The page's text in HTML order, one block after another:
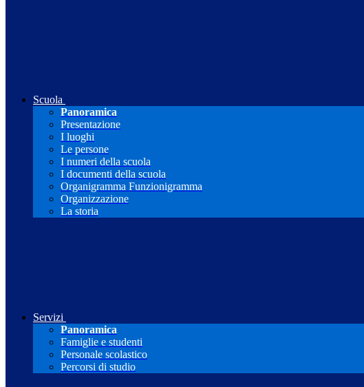
Scuola
Panoramica
Presentazione
I luoghi
Le persone
I numeri della scuola
I documenti della scuola
Organigramma Funzionigramma
Organizzazione
La storia
Servizi
Panoramica
Famiglie e studenti
Personale scolastico
Percorsi di studio